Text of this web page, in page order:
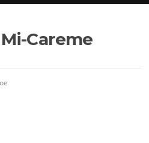
Mi-Careme